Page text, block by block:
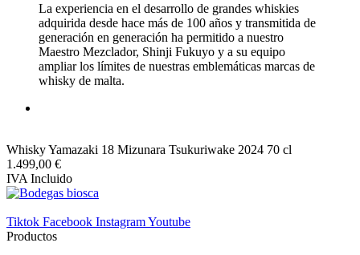
La experiencia en el desarrollo de grandes whiskies
adquirida desde hace más de 100 años y transmitida de
generación en generación ha permitido a nuestro
Maestro Mezclador, Shinji Fukuyo y a su equipo
ampliar los límites de nuestras emblemáticas marcas de
whisky de malta.
Whisky Yamazaki 18 Mizunara Tsukuriwake 2024 70 cl
1.499,00 €
IVA Incluido
Tiktok Facebook InstagramYoutube
Productos